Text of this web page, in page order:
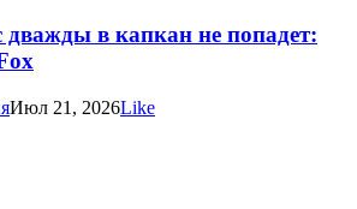
в капкан не попадет:
Июл 21, 2026Like